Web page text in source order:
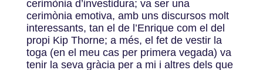
cerimònia d’investidura; va ser una
cerimònia emotiva, amb uns discursos molt
interessants, tan el de l’Enrique com el del
propi Kip Thorne; a més, el fet de vestir la
toga (en el meu cas per primera vegada) va
tenir la seva gràcia per a mi i altres dels que